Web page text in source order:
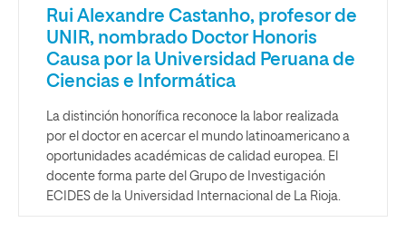
Rui Alexandre Castanho, profesor de
UNIR, nombrado Doctor Honoris
Causa por la Universidad Peruana de
Ciencias e Informática
La distinción honorífica reconoce la labor realizada
por el doctor en acercar el mundo latinoamericano a
oportunidades académicas de calidad europea. El
docente forma parte del Grupo de Investigación
ECIDES de la Universidad Internacional de La Rioja.